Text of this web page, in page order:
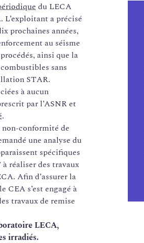
du LECA
L’exploitant a précisé
prochaines années,
au séisme
ainsi que la
sans
STAR.
à aucun
par l’ASNR et
.
conformité de
une analyse du
spécifiques
réaliser des travaux
Afin d’assurer la
CEA s’est engagé à
travaux de remise
LECA,
irradiés.